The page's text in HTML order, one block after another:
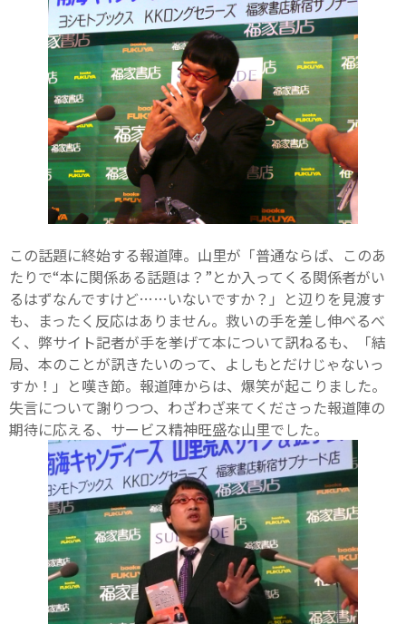
この話題に終始する報道陣。山里が「普通ならば、このあ
たりで“本に関係ある話題は？”とか入ってくる関係者がい
るはずなんですけど……いないですか？」と辺りを見渡す
も、まったく反応はありません。救いの手を差し伸べるべ
く、弊サイト記者が手を挙げて本について訊ねるも、「結
局、本のことが訊きたいのって、よしもとだけじゃないっ
すか！」と嘆き節。報道陣からは、爆笑が起こりました。
失言について謝りつつ、わざわざ来てくださった報道陣の
期待に応える、サービス精神旺盛な山里でした。